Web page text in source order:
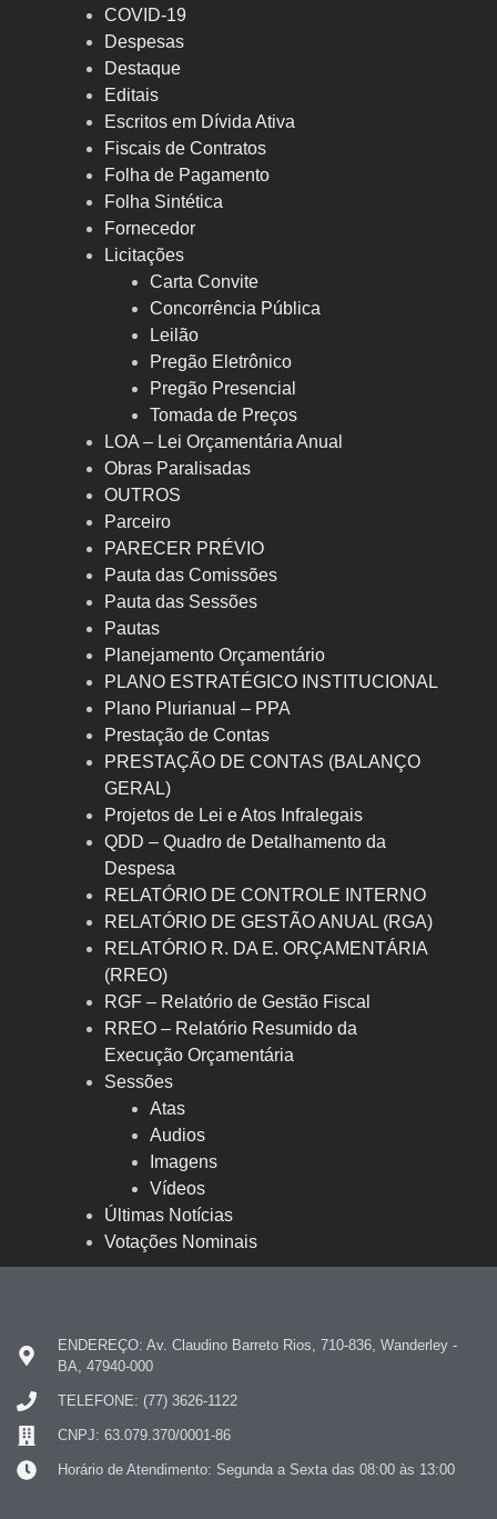
COVID-19
Despesas
Destaque
Editais
Escritos em Dívida Ativa
Fiscais de Contratos
Folha de Pagamento
Folha Sintética
Fornecedor
Licitações
Carta Convite
Concorrência Pública
Leilão
Pregão Eletrônico
Pregão Presencial
Tomada de Preços
LOA – Lei Orçamentária Anual
Obras Paralisadas
OUTROS
Parceiro
PARECER PRÉVIO
Pauta das Comissões
Pauta das Sessões
Pautas
Planejamento Orçamentário
PLANO ESTRATÉGICO INSTITUCIONAL
Plano Plurianual – PPA
Prestação de Contas
PRESTAÇÃO DE CONTAS (BALANÇO
GERAL)
Projetos de Lei e Atos Infralegais
QDD – Quadro de Detalhamento da
Despesa
RELATÓRIO DE CONTROLE INTERNO
RELATÓRIO DE GESTÃO ANUAL (RGA)
RELATÓRIO R. DA E. ORÇAMENTÁRIA
(RREO)
RGF – Relatório de Gestão Fiscal
RREO – Relatório Resumido da
Execução Orçamentária
Sessões
Atas
Audios
Imagens
Vídeos
Últimas Notícias
Votações Nominais
ENDEREÇO: Av. Claudino Barreto Rios, 710-836, Wanderley -
BA, 47940-000
TELEFONE: (77) 3626-1122
CNPJ: 63.079.370/0001-86
Horário de Atendimento: Segunda a Sexta das 08:00 às 13:00